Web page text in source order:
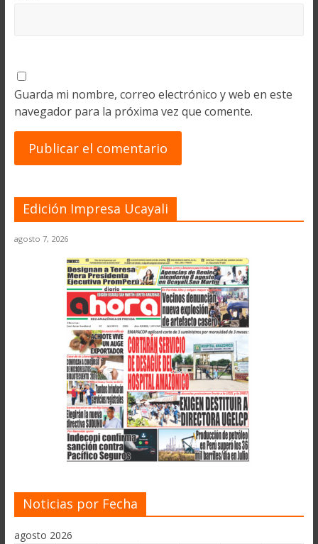
Guarda mi nombre, correo electrónico y web en este
navegador para la próxima vez que comente.
Edición Impresa Ucayali
agosto 7, 2026
Noticias por Fecha
agosto 2026